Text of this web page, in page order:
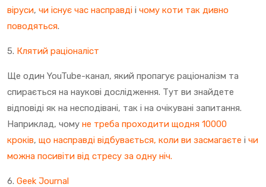
віруси, чи існує час насправді і чому коти так дивно
поводяться.
5. Клятий раціоналіст
Ще один YouTube-канал, який пропагує раціоналізм та
спирається на наукові дослідження. Тут ви знайдете
відповіді як на несподівані, так і на очікувані запитання.
Наприклад, чому не треба проходити щодня 10000
кроків, що насправді відбувається, коли ви засмагаєте і чи
можна посивіти від стресу за одну ніч.
6. Geek Journal